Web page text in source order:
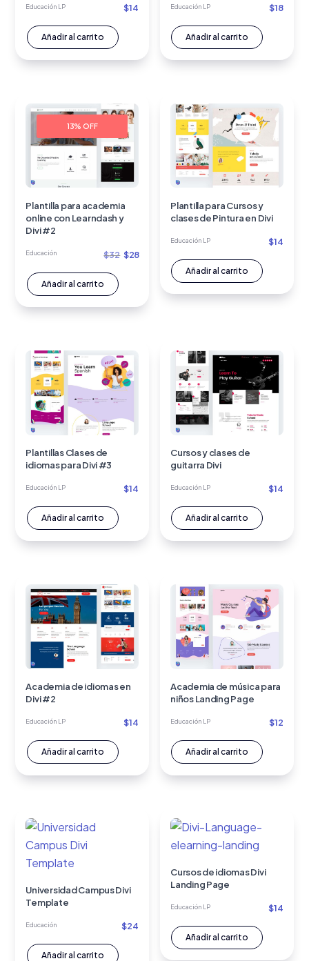
Educación LP $14
Añadir al carrito
Educación LP $18
Añadir al carrito
13% OFF
Plantilla para academia
online con Learndash y
Divi #2
Educación $32 El
era:
$28El
es:
Añadir al carrito
Plantilla para Cursos y
clases de Pintura en Divi
Educación LP $14
Añadir al carrito
Plantillas Clases de
idiomas para Divi #3
Educación LP $14
Añadir al carrito
Cursos y clases de
guitarra Divi
Educación LP $14
Añadir al carrito
Academia de idiomas en
Divi #2
Educación LP $14
Añadir al carrito
Academia de música para
niños Landing Page
Educación LP $12
Añadir al carrito
Universidad Campus Divi
Template
Educación $24
Añadir al carrito
Cursos de idiomas Divi
Landing Page
Educación LP $14
Añadir al carrito